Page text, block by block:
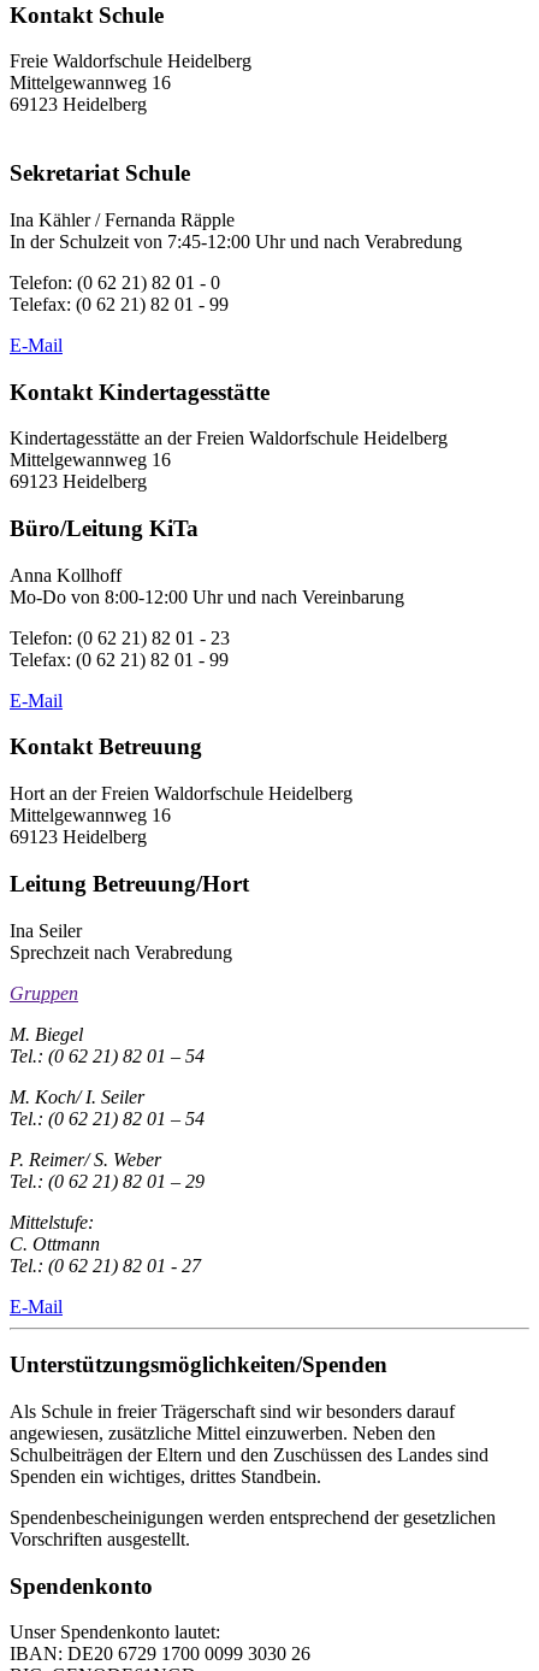
Kontakt Schule
Freie Waldorfschule Heidelberg
Mittelgewannweg 16
69123 Heidelberg
Sekretariat Schule
Ina Kähler / Fernanda Räpple
In der Schulzeit von 7:45-12:00 Uhr und nach Verabredung
Telefon: (0 62 21) 82 01 - 0
Telefax: (0 62 21) 82 01 - 99
E-Mail
Kontakt Kindertagesstätte
Kindertagesstätte an der Freien Waldorfschule Heidelberg
Mittelgewannweg 16
69123 Heidelberg
Büro/Leitung KiTa
Anna Kollhoff
Mo-Do von 8:00-12:00 Uhr und nach Vereinbarung
Telefon: (0 62 21) 82 01 - 23
Telefax: (0 62 21) 82 01 - 99
E-Mail
Kontakt Betreuung
Hort an der Freien Waldorfschule Heidelberg
Mittelgewannweg 16
69123 Heidelberg
Leitung Betreuung/Hort
Ina Seiler
Sprechzeit nach Verabredung
Gruppen
M. Biegel
Tel.: (0 62 21) 82 01 – 54
M. Koch/ I. Seiler
Tel.: (0 62 21) 82 01 – 54
P. Reimer/ S. Weber
Tel.: (0 62 21) 82 01 – 29
Mittelstufe:
C. Ottmann
Tel.: (0 62 21) 82 01 - 27
E-Mail
Unterstützungsmöglichkeiten/Spenden
Als Schule in freier Trägerschaft sind wir besonders darauf
angewiesen, zusätzliche Mittel einzuwerben. Neben den
Schulbeiträgen der Eltern und den Zuschüssen des Landes sind
Spenden ein wichtiges, drittes Standbein.
Spendenbescheinigungen werden entsprechend der gesetzlichen
Vorschriften ausgestellt.
Spendenkonto
Unser Spendenkonto lautet:
IBAN: DE20 6729 1700 0099 3030 26